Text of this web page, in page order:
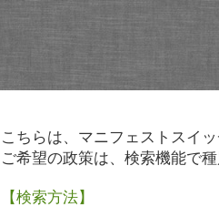
こちらは、マニフェストスイ
ご希望の政策は、検索機能で
【検索方法】